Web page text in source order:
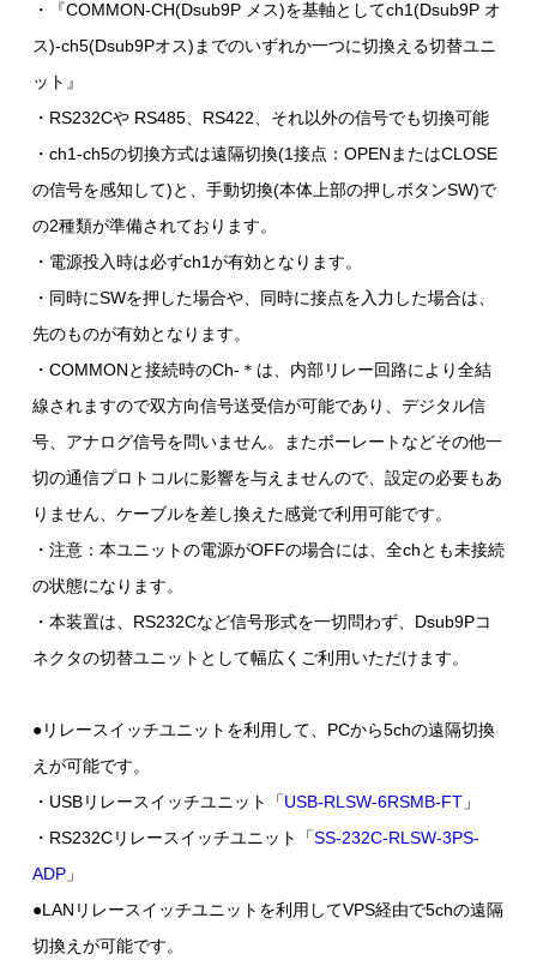
・『COMMON-CH(Dsub9P メス)を基軸としてch1(Dsub9P オ
ス)-ch5(Dsub9Pオス)までのいずれか一つに切換える切替ユニ
ット』
・RS232Cや RS485、RS422、それ以外の信号でも切換可能
・ch1-ch5の切換方式は遠隔切換(1接点：OPENまたはCLOSE
の信号を感知して)と、手動切換(本体上部の押しボタンSW)で
の2種類が準備されております。
・電源投入時は必ずch1が有効となります。
・同時にSWを押した場合や、同時に接点を入力した場合は、
先のものが有効となります。
・COMMONと接続時のCh-＊は、内部リレー回路により全結
線されますので双方向信号送受信が可能であり、デジタル信
号、アナログ信号を問いません。またボーレートなどその他一
切の通信プロトコルに影響を与えませんので、設定の必要もあ
りません、ケーブルを差し換えた感覚で利用可能です。
・注意：本ユニットの電源がOFFの場合には、全chとも未接続
の状態になります。
・本装置は、RS232Cなど信号形式を一切問わず、Dsub9Pコ
ネクタの切替ユニットとして幅広くご利用いただけます。
●リレースイッチユニットを利用して、PCから5chの遠隔切換
えが可能です。
・USBリレースイッチユニット「 USB-RLSW-6RSMB-FT」
・RS232Cリレースイッチユニット「 SS-232C-RLSW-3PS-
ADP」
●LANリレースイッチユニットを利用してVPS経由で5chの遠隔
切換えが可能です。